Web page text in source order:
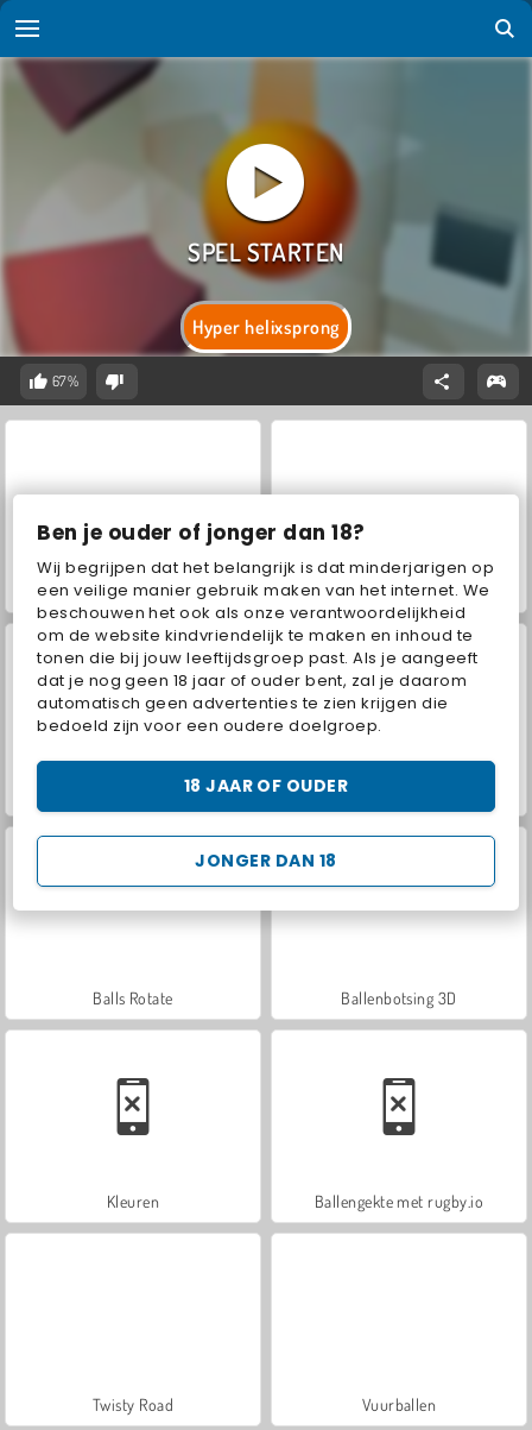
Ben je ouder of jonger dan 18?
Wij begrijpen dat het belangrijk is dat minderjarigen op
een veilige manier gebruik maken van het internet. We
beschouwen het ook als onze verantwoordelijkheid
om de website kindvriendelijk te maken en inhoud te
tonen die bij jouw leeftijdsgroep past. Als je aangeeft
dat je nog geen 18 jaar of ouder bent, zal je daarom
automatisch geen advertenties te zien krijgen die
bedoeld zijn voor een oudere doelgroep.
JONGER DAN 18
18 JAAR OF OUDER
Hyper helixsprong
67%
Diepe val 3D Helix Jump
Spiral Jump 3D Perfecte uitvoering
Balls Rotate Ballenbotsing 3D
Kleuren Ballengekte met rugby.io
Twisty Road Vuurballen